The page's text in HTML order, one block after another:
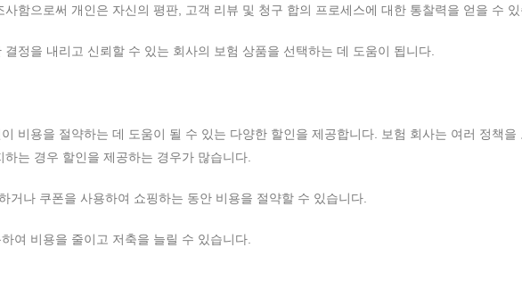
함으로써 개인은 자신의 평판, 고객 리뷰 및 청구 합의 프로세스에 대한 통찰력을 얻을 수 있
정을 내리고 신뢰할 수 있는 회사의 보험 상품을 선택하는 데 도움이 됩니다.
비용을 절약하는 데 도움이 될 수 있는 다양한 할인을 제공합니다. 보험 회사는 여러 정책을
는 경우 할인을 제공하는 경우가 많습니다.
거나 쿠폰을 사용하여 쇼핑하는 동안 비용을 절약할 수 있습니다.
여 비용을 줄이고 저축을 늘릴 수 있습니다.